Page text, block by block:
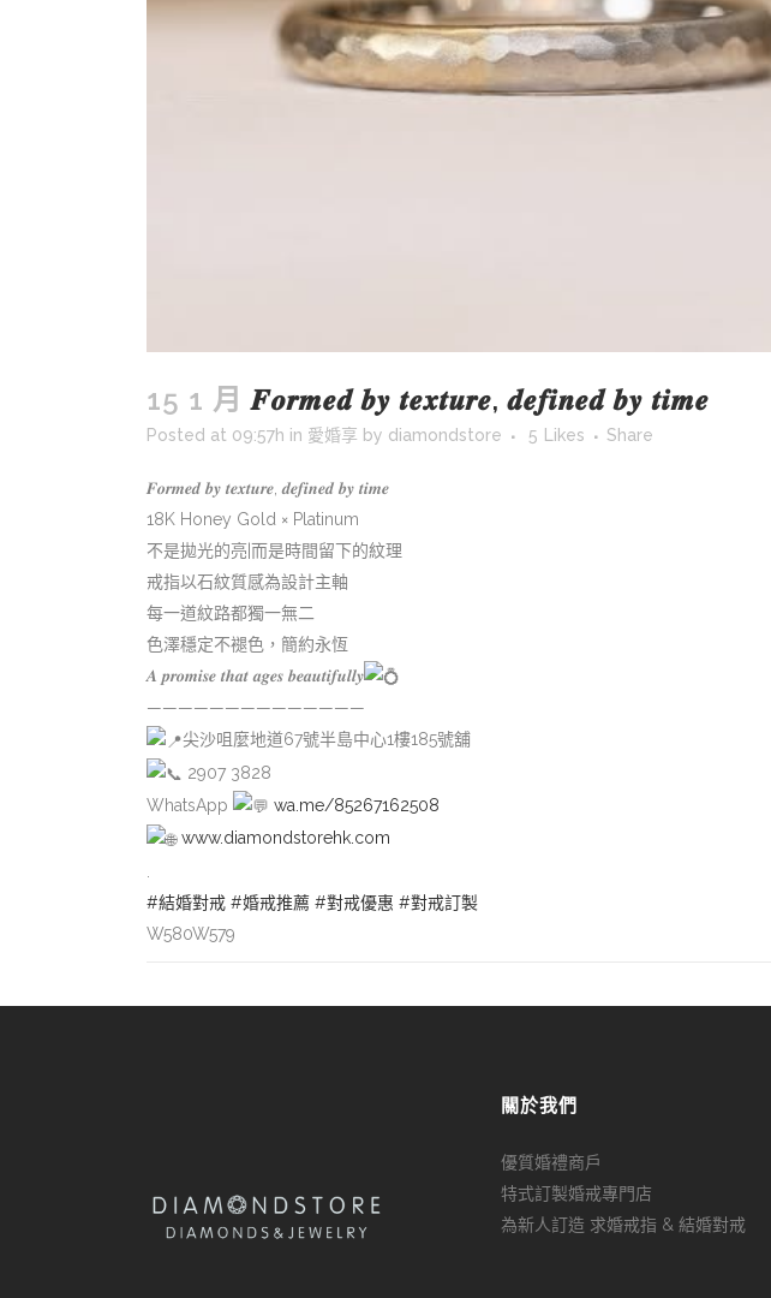
15 1 月 𝑭𝒐𝒓𝒎𝒆𝒅 𝒃𝒚 𝒕𝒆𝒙𝒕𝒖𝒓𝒆, 𝒅𝒆𝒇𝒊𝒏𝒆𝒅 𝒃𝒚 𝒕𝒊𝒎𝒆
Posted at 09:57h in 愛婚享 by diamondstore 5 Likes Share
𝑭𝒐𝒓𝒎𝒆𝒅 𝒃𝒚 𝒕𝒆𝒙𝒕𝒖𝒓𝒆, 𝒅𝒆𝒇𝒊𝒏𝒆𝒅 𝒃𝒚 𝒕𝒊𝒎𝒆
18K Honey Gold × Platinum
不是拋光的亮|而是時間留下的紋理
戒指以石紋質感為設計主軸
每一道紋路都獨一無二
色澤穩定不褪色，簡約永恆
𝑨 𝒑𝒓𝒐𝒎𝒊𝒔𝒆 𝒕𝒉𝒂𝒕 𝒂𝒈𝒆𝒔 𝒃𝒆𝒂𝒖𝒕𝒊𝒇𝒖𝒍𝒍𝒚
——————————————
尖沙咀麼地道67號半島中心1樓185號舖
2907 3828
WhatsApp
wa.me/85267162508
www.diamondstorehk.com
#結婚對戒 #婚戒推薦 #對戒優惠 #對戒訂製
W580W579
關於我們
優質婚禮商戶
特式訂製婚戒專門店
為新人訂造 求婚戒指 & 結婚對戒